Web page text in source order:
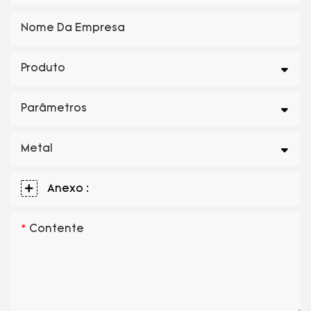
Nome Da Empresa
Produto
Parâmetros
Metal
Anexo :
Contente